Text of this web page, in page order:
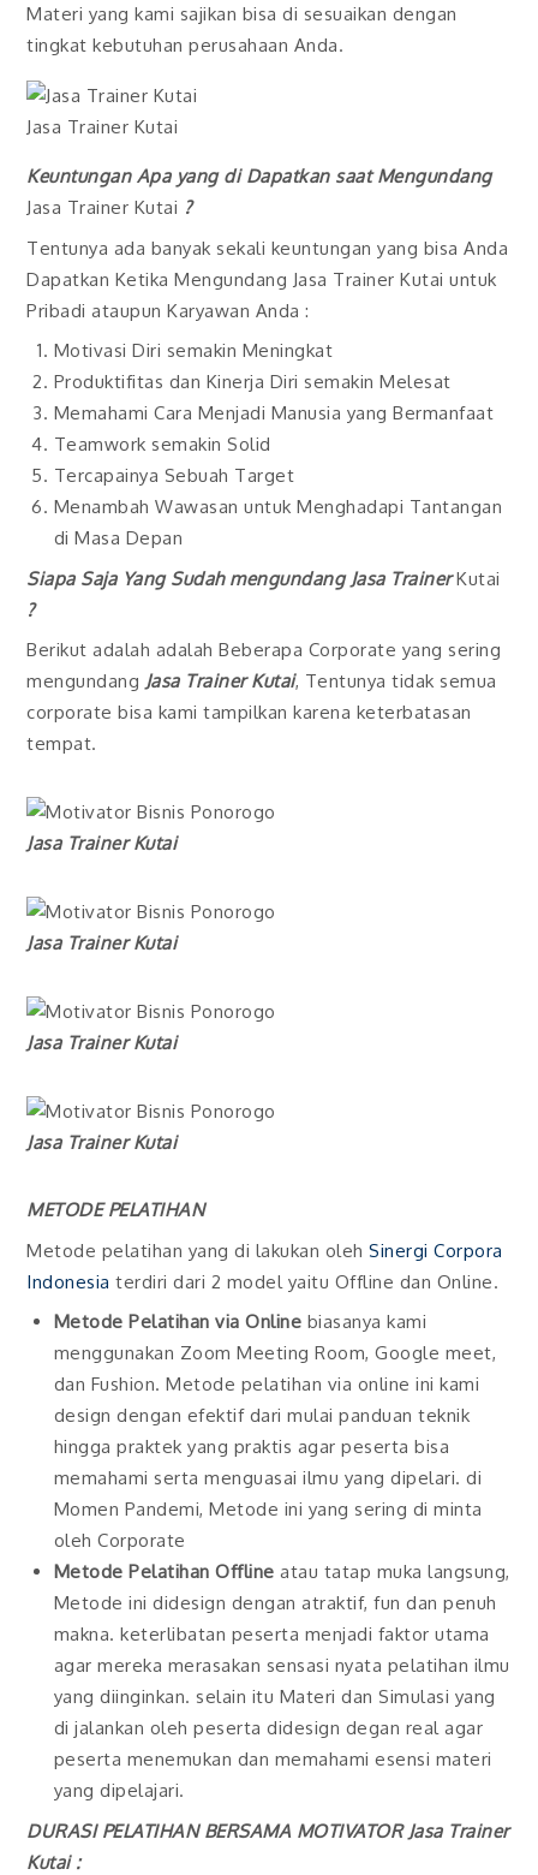
Materi yang kami sajikan bisa di sesuaikan dengan
tingkat kebutuhan perusahaan Anda.
Jasa Trainer Kutai
Keuntungan Apa yang di Dapatkan saat Mengundang
Jasa Trainer Kutai ?
Tentunya ada banyak sekali keuntungan yang bisa Anda
Dapatkan Ketika Mengundang Jasa Trainer Kutai untuk
Pribadi ataupun Karyawan Anda :
Motivasi Diri semakin Meningkat
Produktifitas dan Kinerja Diri semakin Melesat
Memahami Cara Menjadi Manusia yang Bermanfaat
Teamwork semakin Solid
Tercapainya Sebuah Target
Menambah Wawasan untuk Menghadapi Tantangan
di Masa Depan
Siapa Saja Yang Sudah mengundang Jasa TrainerKutai
?
Berikut adalah adalah Beberapa Corporate yang sering
mengundang Jasa Trainer Kutai, Tentunya tidak semua
corporate bisa kami tampilkan karena keterbatasan
tempat.
Jasa Trainer Kutai
Jasa Trainer Kutai
Jasa Trainer Kutai
Jasa Trainer Kutai
METODE PELATIHAN
Metode pelatihan yang di lakukan olehSinergi Corpora
Indonesiaterdiri dari 2 model yaitu Offline dan Online.
Metode Pelatihan via Online biasanya kami
menggunakan Zoom Meeting Room, Google meet,
dan Fushion. Metode pelatihan via online ini kami
design dengan efektif dari mulai panduan teknik
hingga praktek yang praktis agar peserta bisa
memahami serta menguasai ilmu yang dipelari. di
Momen Pandemi, Metode ini yang sering di minta
oleh Corporate
Metode Pelatihan Offline atau tatap muka langsung,
Metode ini didesign dengan atraktif, fun dan penuh
makna. keterlibatan peserta menjadi faktor utama
agar mereka merasakan sensasi nyata pelatihan ilmu
yang diinginkan. selain itu Materi dan Simulasi yang
di jalankan oleh peserta didesign degan real agar
peserta menemukan dan memahami esensi materi
yang dipelajari.
DURASI PELATIHAN BERSAMA MOTIVATOR Jasa Trainer
Kutai :